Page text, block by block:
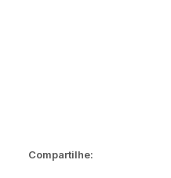
Compartilhe: